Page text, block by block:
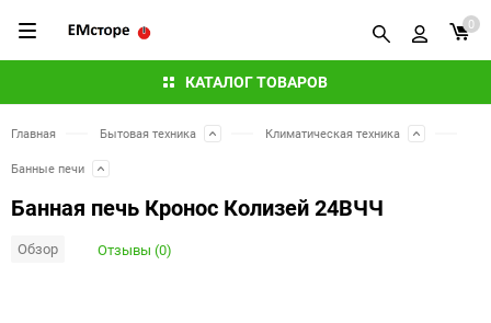
КАТАЛОГ ТОВАРОВ
0
Главная Бытовая техника Климатическая техника
Банные печи
Банная печь Кронос Колизей 24ВЧЧ
Обзор Отзывы (0)